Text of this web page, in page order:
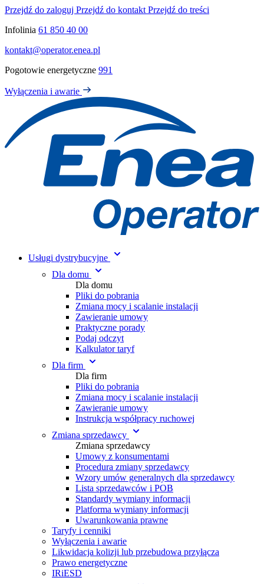
Przejdź do zaloguj Przejdź do kontakt Przejdź do treści
Infolinia 61 850 40 00
kontakt@operator.enea.pl
Pogotowie energetyczne 991
Wyłączenia i awarie
Usługi dystrybucyjne
Dla domu
Dla domu
Pliki do pobrania
Zmiana mocy i scalanie instalacji
Zawieranie umowy
Praktyczne porady
Podaj odczyt
Kalkulator taryf
Dla firm
Dla firm
Pliki do pobrania
Zmiana mocy i scalanie instalacji
Zawieranie umowy
Instrukcja współpracy ruchowej
Zmiana sprzedawcy
Zmiana sprzedawcy
Umowy z konsumentami
Procedura zmiany sprzedawcy
Wzory umów generalnych dla sprzedawcy
Lista sprzedawców i POB
Standardy wymiany informacji
Platforma wymiany informacji
Uwarunkowania prawne
Taryfy i cenniki
Wyłączenia i awarie
Likwidacja kolizji lub przebudowa przyłącza
Prawo energetyczne
IRiESD